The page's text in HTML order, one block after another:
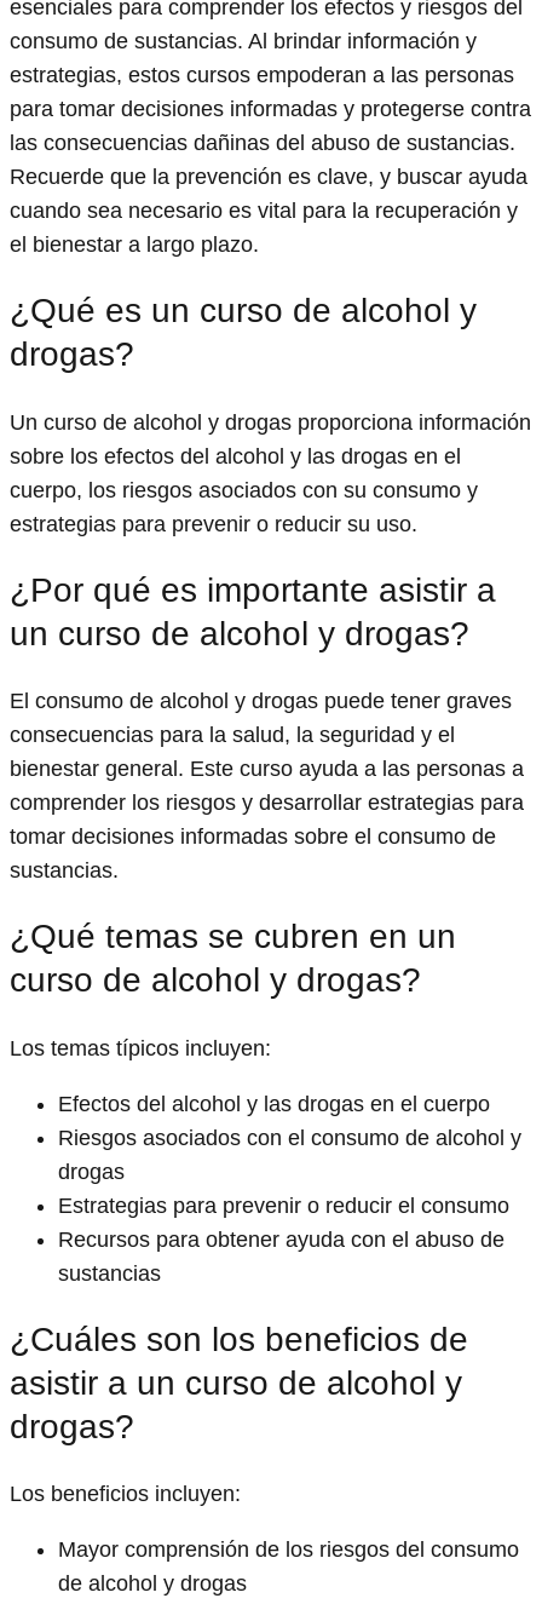
esenciales para comprender los efectos y riesgos del
consumo de sustancias. Al brindar información y
estrategias, estos cursos empoderan a las personas
para tomar decisiones informadas y protegerse contra
las consecuencias dañinas del abuso de sustancias.
Recuerde que la prevención es clave, y buscar ayuda
cuando sea necesario es vital para la recuperación y
el bienestar a largo plazo.
¿Qué es un curso de alcohol y
drogas?
Un curso de alcohol y drogas proporciona información
sobre los efectos del alcohol y las drogas en el
cuerpo, los riesgos asociados con su consumo y
estrategias para prevenir o reducir su uso.
¿Por qué es importante asistir a
un curso de alcohol y drogas?
El consumo de alcohol y drogas puede tener graves
consecuencias para la salud, la seguridad y el
bienestar general. Este curso ayuda a las personas a
comprender los riesgos y desarrollar estrategias para
tomar decisiones informadas sobre el consumo de
sustancias.
¿Qué temas se cubren en un
curso de alcohol y drogas?
Los temas típicos incluyen:
Efectos del alcohol y las drogas en el cuerpo
Riesgos asociados con el consumo de alcohol y
drogas
Estrategias para prevenir o reducir el consumo
Recursos para obtener ayuda con el abuso de
sustancias
¿Cuáles son los beneficios de
asistir a un curso de alcohol y
drogas?
Los beneficios incluyen:
Mayor comprensión de los riesgos del consumo
de alcohol y drogas